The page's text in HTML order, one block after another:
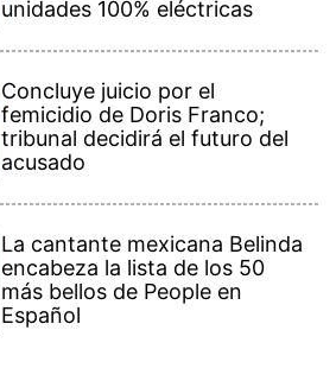
unidades 100% eléctricas
Concluye juicio por el
femicidio de Doris Franco;
tribunal decidirá el futuro del
acusado
La cantante mexicana Belinda
encabeza la lista de los 50
más bellos de People en
Español